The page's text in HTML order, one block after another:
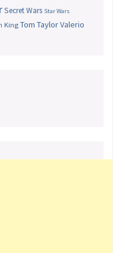
Secret Wars Star Wars
King Tom TaylorValerio